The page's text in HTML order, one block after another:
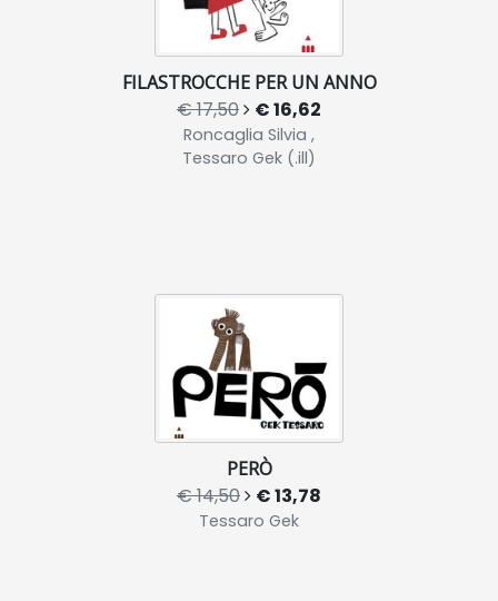
FILASTROCCHE PER UN ANNO
€ 17,50 € 16,62
Roncaglia Silvia ,
Tessaro Gek (.ill)
PERÒ
€ 14,50 € 13,78
Tessaro Gek